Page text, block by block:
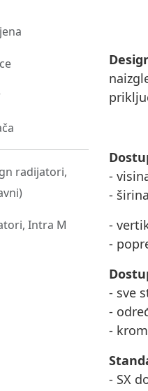
radijatori,
Intra M
-
-
-
-
- sve
-
-
- SX